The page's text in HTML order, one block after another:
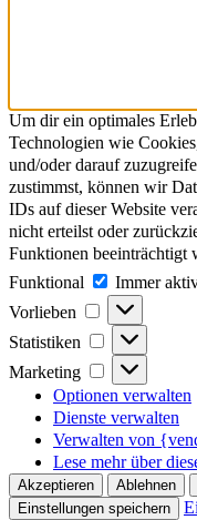
Um dir ein optimales
Technologien wie
und/oder darauf
zustimmst, können wir
IDs auf dieser Website
nicht erteilst oder
Funktionen beeinträchtigt
Funktional
Funktional
Immer
Vorlieben
Vorlieben
Statistiken
Statistiken
Marketing
Marketing
Optionen verwalten
Dienste verwalten
Verwalten von
Lese mehr über
Akzeptieren Ablehnen
Einstellungen speichern